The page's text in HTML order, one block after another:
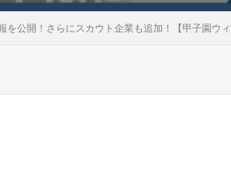
公開！さらにスカウト企業も追加！【甲子園ウ